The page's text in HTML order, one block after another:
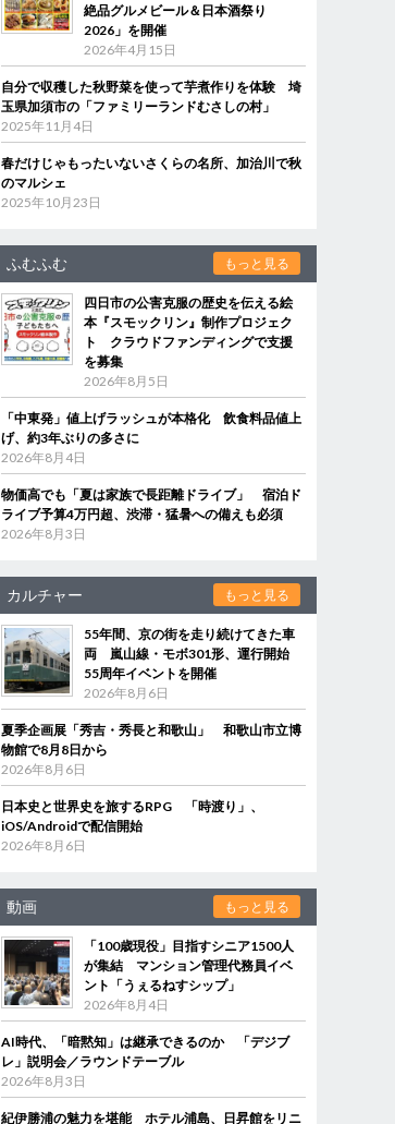
絶品グルメビール＆日本酒祭り
2026」を開催
2026年4月15日
自分で収穫した秋野菜を使って芋煮作りを体験 埼
玉県加須市の「ファミリーランドむさしの村」
2025年11月4日
春だけじゃもったいないさくらの名所、加治川で秋
のマルシェ
2025年10月23日
ふむふむ もっと見る
四日市の公害克服の歴史を伝える絵
本『スモックリン』制作プロジェク
ト クラウドファンディングで支援
を募集
2026年8月5日
「中東発」値上げラッシュが本格化 飲食料品値上
げ、約3年ぶりの多さに
2026年8月4日
物価高でも「夏は家族で長距離ドライブ」 宿泊ド
ライブ予算4万円超、渋滞・猛暑への備えも必須
2026年8月3日
カルチャー もっと見る
55年間、京の街を走り続けてきた車
両 嵐山線・モボ301形、運行開始
55周年イベントを開催
2026年8月6日
夏季企画展「秀吉・秀長と和歌山」 和歌山市立博
物館で8月8日から
2026年8月6日
日本史と世界史を旅するRPG 「時渡り」、
iOS/Androidで配信開始
2026年8月6日
動画 もっと見る
「100歳現役」目指すシニア1500人
が集結 マンション管理代務員イベ
ント「うぇるねすシップ」
2026年8月4日
AI時代、「暗黙知」は継承できるのか 「デジブ
レ」説明会／ラウンドテーブル
2026年8月3日
紀伊勝浦の魅力を堪能 ホテル浦島、日昇館をリニ